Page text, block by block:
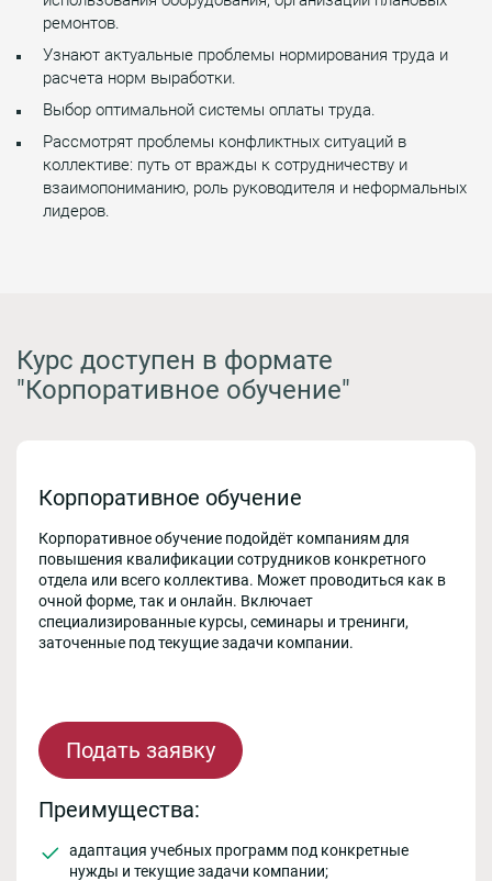
ремонтов.
Узнают актуальные проблемы нормирования труда и
расчета норм выработки.
Выбор оптимальной системы оплаты труда.
Рассмотрят проблемы конфликтных ситуаций в
коллективе: путь от вражды к сотрудничеству и
взаимопониманию, роль руководителя и неформальных
лидеров.
Курс доступен в формате
"Корпоративное обучение"
Корпоративное обучение
Корпоративное обучение подойдёт компаниям для
повышения квалификации сотрудников конкретного
отдела или всего коллектива. Может проводиться как в
очной форме, так и онлайн. Включает
специализированные курсы, семинары и тренинги,
заточенные под текущие задачи компании.
Подать заявку
Преимущества:
адаптация учебных программ под конкретные
нужды и текущие задачи компании;